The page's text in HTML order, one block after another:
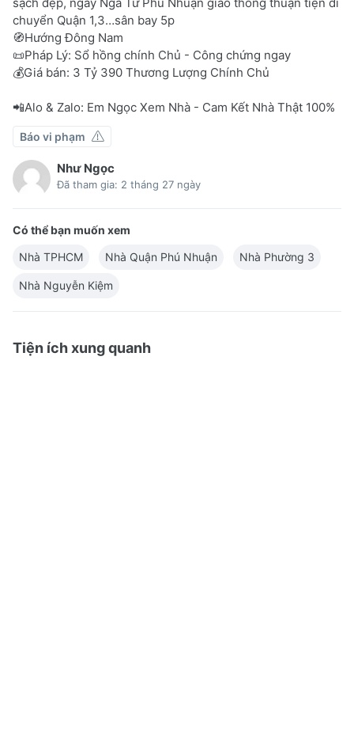
chuyển Quận 1,3…sân bay 5p
🧭Hướng Đông Nam
📜Pháp Lý: Sổ hồng chính Chủ - Công chứng ngay
💰Giá bán: 3 Tỷ 390 Thương Lượng Chính Chủ
📲Alo & Zalo: Em Ngọc Xem Nhà - Cam Kết Nhà Thật 100%
Báo vi phạm
Như Ngọc
Đã tham gia: 2 tháng 27 ngày
Có thể bạn muốn xem
Nhà TPHCM
Nhà Quận Phú Nhuận Nhà Phường 3
Nhà Nguyễn Kiệm
Tiện ích xung quanh